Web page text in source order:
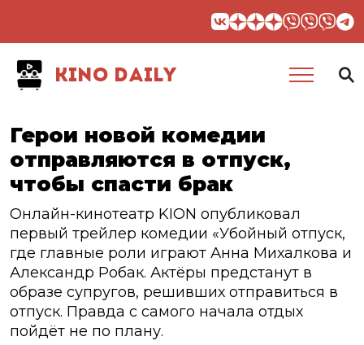
KINO DAILY
Герои новой комедии
отправляются в отпуск,
чтобы спасти брак
Онлайн-кинотеатр KION опубликовал
первый трейлер комедии «Убойный отпуск,
где главные роли играют Анна Михалкова и
Александр Робак. Актёры предстанут в
образе супругов, решивших отправиться в
отпуск. Правда с самого начала отдых
пойдёт не по плану.